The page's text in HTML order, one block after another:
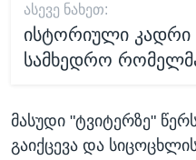
ᲐᲡᲔᲕᲔ ᲜᲐᲮᲔᲗ:
ისტორიული
სამხედრო
მასუდი "ტვიტერზე"
გაიქცევა და